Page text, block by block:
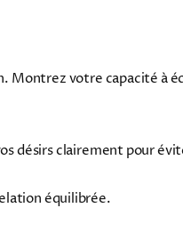
Montrez votre capacité à
désirs clairement pour
équilibrée.